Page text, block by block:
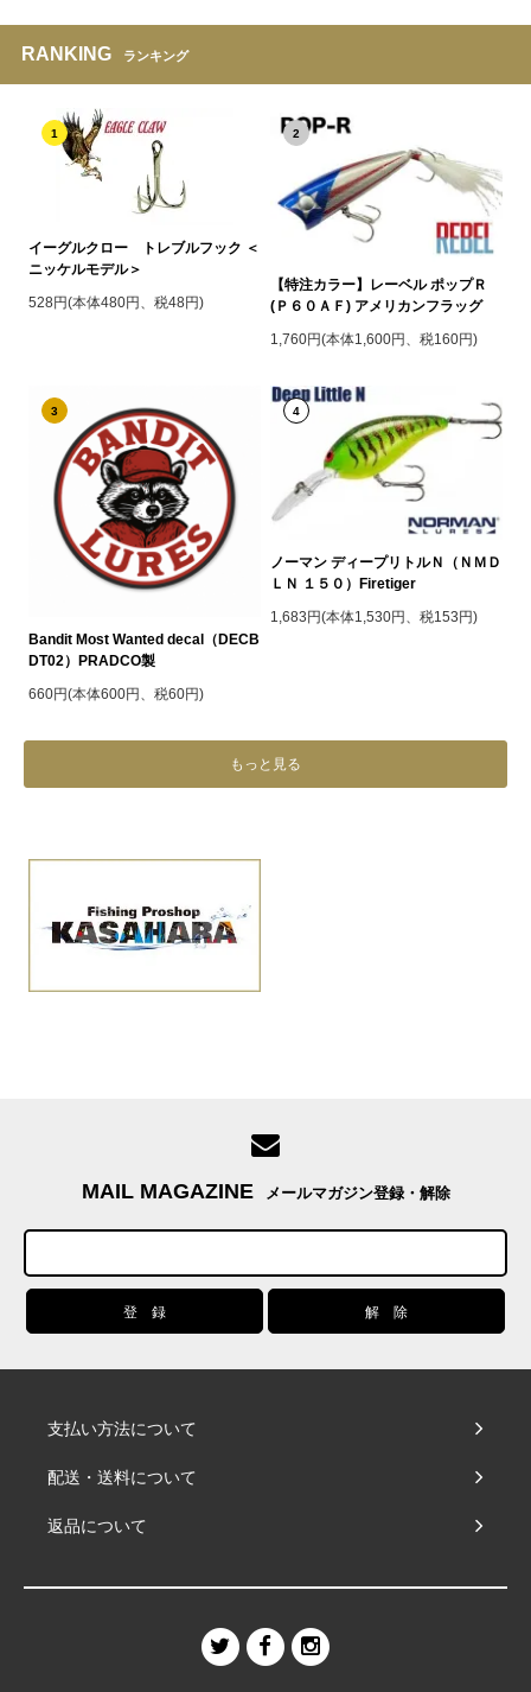
RANKING ランキング
1
イーグルクロー トレブルフック ＜
ニッケルモデル＞
528円(本体480円、税48円)
2
【特注カラー】レーベル ポップＲ
(Ｐ６０ＡＦ) アメリカンフラッグ
1,760円(本体1,600円、税160円)
3
Bandit Most Wanted decal（DECB
DT02）PRADCO製
660円(本体600円、税60円)
4
ノーマン ディープリトルＮ（ＮＭＤ
ＬＮ １５０）Firetiger
1,683円(本体1,530円、税153円)
もっと見る
MAIL MAGAZINE メールマガジン登録・解除
支払い方法について
配送・送料について
返品について